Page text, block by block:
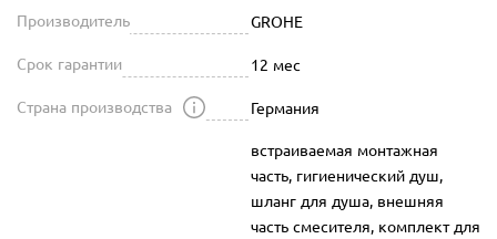
Производитель GROHE
Срок гарантии 12 мес
Страна производства Германия
встраиваемая монтажная
часть, гигиенический душ,
шланг для душа, внешняя
часть смесителя, комплект для